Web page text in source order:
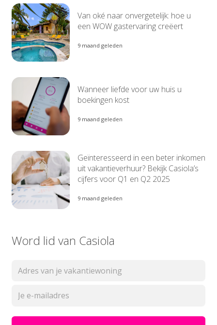
Van oké naar onvergetelijk: hoe u
een WOW gastervaring creëert
9 maand geleden
Wanneer liefde voor uw huis u
boekingen kost
9 maand geleden
Geïnteresseerd in een beter inkomen
uit vakantieverhuur? Bekijk Casiola’s
cijfers voor Q1 en Q2 2025
9 maand geleden
Word lid van Casiola